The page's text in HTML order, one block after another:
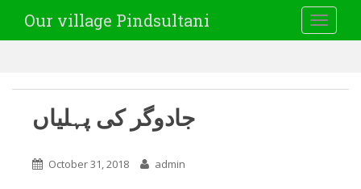
Our village Pindsultani
جادوگر کی پہلیاں
October 31, 2018 admin